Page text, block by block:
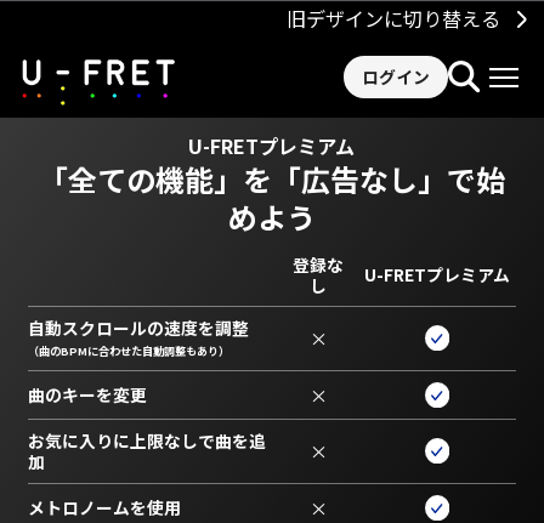
旧デザインに切り替える
ログイン
U-FRETプレミアム
「全ての機能」を 「広告なし」で始
めよう
登録な
し
U-FRETプレミアム
自動スクロールの速度を調整
（曲のBPMに合わせた自動調整もあり） ×
曲のキーを変更 ×
お気に入りに上限なしで曲を追
加
×
メトロノームを使用 ×